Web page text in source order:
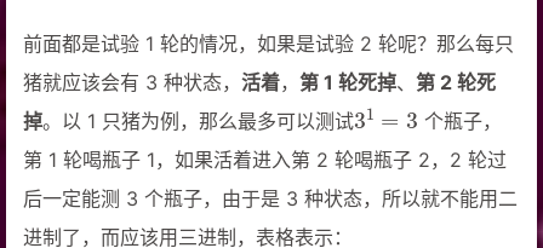
前面都是试验 1 轮的情况，如果是试验 2 轮呢？那么每只
猪就应该会有 3 种状态， 活着， 第 1 轮死掉、 第 2 轮死
掉。以 1 只猪为例，那么最多可以测试31 3 个瓶子，
第 1 轮喝瓶子 1，如果活着进入第 2 轮喝瓶子 2，2 轮过
后一定能测 3 个瓶子，由于是 3 种状态，所以就不能用二
进制了，而应该用三进制，表格表示：